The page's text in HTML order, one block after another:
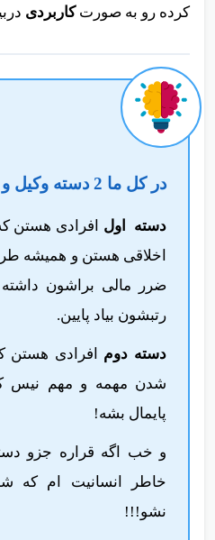
باید تمامی دانش و علمی
در کل ما 2 دسته وکیل و حقوقدان داریم :
دسته اولافرادی هستن
اخلاقی هستن و همیشه
ضرر مالی‌ براشون
رتبشون بیاد پایین.
دسته دومافرادی هستن
شدن مهمه و مهم نیس
پایمال بشه!
و خب اگه قراره جزو
خاطر انسانیت ام که